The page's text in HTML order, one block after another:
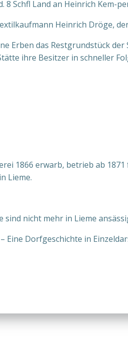
Schfl Land an Heinrich Kem-
Heinrich Dröge,
Erben das Restgrundstück
ihre Besitzer in schneller
1866 erwarb, betrieb ab
Lieme.
sind nicht mehr in Lieme
Eine Dorfgeschichte in